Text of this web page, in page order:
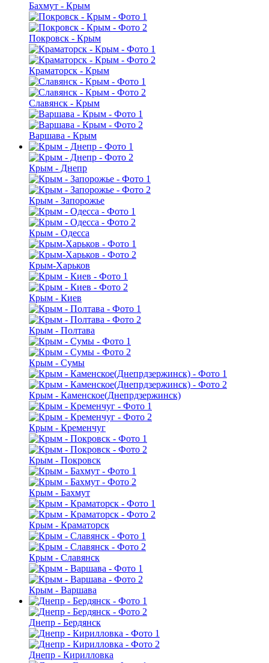
Бахмут - Крым
Покровск - Крым
Краматорск - Крым
Славянск - Крым
Варшава - Крым
Крым - Днепр
Крым - Запорожье
Крым - Одесса
Крым-Харьков
Крым - Киев
Крым - Полтава
Крым - Сумы
Крым - Каменское(Днепрдзержинск)
Крым - Кременчуг
Крым - Покровск
Крым - Бахмут
Крым - Краматорск
Крым - Славянск
Крым - Варшава
Днепр - Бердянск
Днепр - Кирилловка